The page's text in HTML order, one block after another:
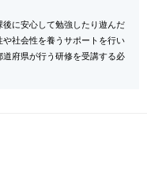
に安心して勉強したり遊んだ
社会性を養うサポートを行い
府県が行う研修を受講する必